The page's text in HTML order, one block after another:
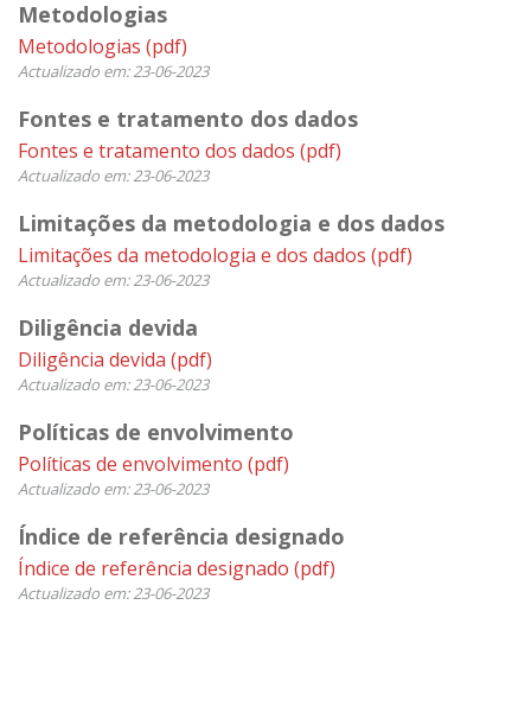
Metodologias
Metodologias (pdf)
Actualizado em: 23-06-2023
Fontes e tratamento dos dados
Fontes e tratamento dos dados (pdf)
Actualizado em: 23-06-2023
Limitações da metodologia e dos dados
Limitações da metodologia e dos dados (pdf)
Actualizado em: 23-06-2023
Diligência devida
Diligência devida (pdf)
Actualizado em: 23-06-2023
Políticas de envolvimento
Políticas de envolvimento (pdf)
Actualizado em: 23-06-2023
Índice de referência designado
Índice de referência designado (pdf)
Actualizado em: 23-06-2023